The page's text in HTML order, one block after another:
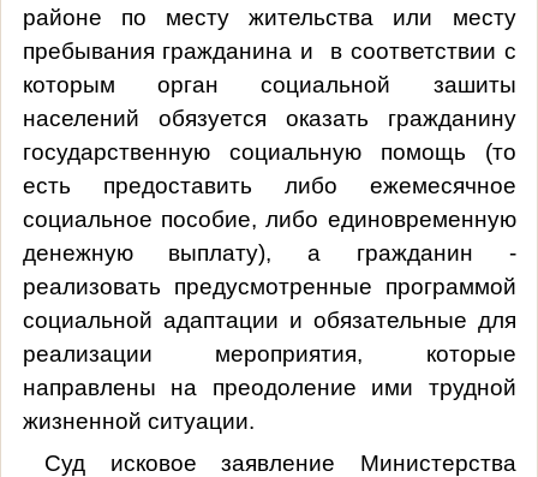
районе по месту жительства или месту
пребывания гражданина и в соответствии с
которым орган социальной зашиты
населений обязуется оказать гражданину
государственную социальную помощь (то
есть предоставить либо ежемесячное
социальное пособие, либо единовременную
денежную выплату), а гражданин -
реализовать предусмотренные программой
социальной адаптации и обязательные для
реализации мероприятия, которые
направлены на преодоление ими трудной
жизненной ситуации.
Суд исковое заявление Министерства